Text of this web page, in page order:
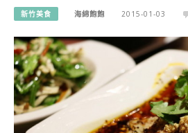
新竹美食 海綿飽飽 2015-01-03